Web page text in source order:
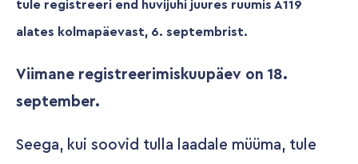
tule registreeri end huvijuhi juures ruumis A119
alates kolmapäevast, 6. septembrist.
Viimane registreerimiskuupäev on 18.
september.
Seega, kui soovid tulla laadale müüma, tule